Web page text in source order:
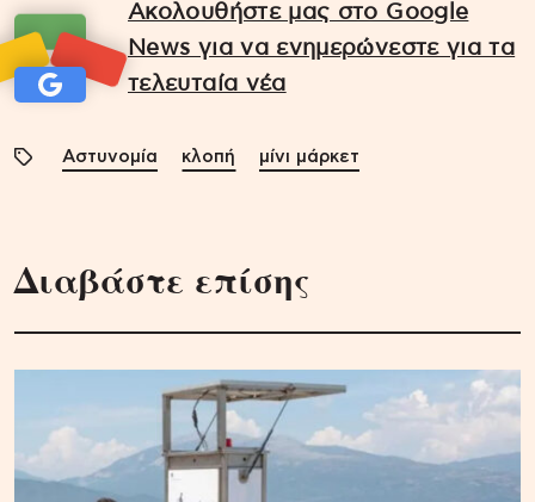
Ακολουθήστε μας στο Google
News για να ενημερώνεστε για τα
τελευταία νέα
Αστυνομία κλοπή μίνι μάρκετ
Διαβάστε επίσης